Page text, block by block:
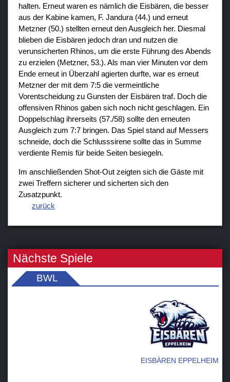
halten. Erneut waren es nämlich die Eisbären, die besser
aus der Kabine kamen, F. Jandura (44.) und erneut
Metzner (50.) stellten erneut den Ausgleich her. Diesmal
blieben die Eisbären jedoch dran und nutzen die
verunsicherten Rhinos, um die erste Führung des Abends
zu erzielen (Metzner, 53.). Als man vier Minuten vor dem
Ende erneut in Überzahl agierten durfte, war es erneut
Metzner der mit dem 7:5 die vermeintliche
Vorentscheidung zu Gunsten der Eisbären traf. Doch die
offensiven Rhinos gaben sich noch nicht geschlagen. Ein
Doppelschlag ihrerseits (57./58) sollte den erneuten
Ausgleich zum 7:7 bringen. Das Spiel stand auf Messers
schneide, doch die Schlusssirene sollte das in Summe
verdiente Remis für beide Seiten besiegeln.
Im anschließenden Shot-Out zeigten sich die Gäste mit
zwei Treffern sicherer und sicherten sich den
Zusatzpunkt.
zurück
Nächste Spiele
BWL
EISBÄREN EPPELHEIM